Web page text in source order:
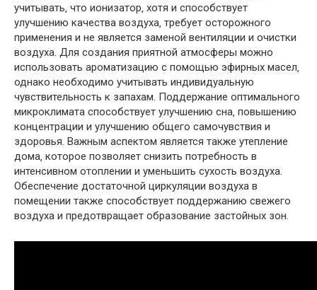
учитывать‚ что ионизатор‚ хотя и способствует
улучшению качества воздуха‚ требует осторожного
применения и не является заменой вентиляции и очистки
воздуха. Для создания приятной атмосферы можно
использовать ароматизацию с помощью эфирных масел‚
однако необходимо учитывать индивидуальную
чувствительность к запахам. Поддержание оптимального
микроклимата способствует улучшению сна‚ повышению
концентрации и улучшению общего самочувствия и
здоровья. Важным аспектом является также утепление
дома‚ которое позволяет снизить потребность в
интенсивном отоплении и уменьшить сухость воздуха.
Обеспечение достаточной циркуляции воздуха в
помещении также способствует поддержанию свежего
воздуха и предотвращает образование застойных зон.